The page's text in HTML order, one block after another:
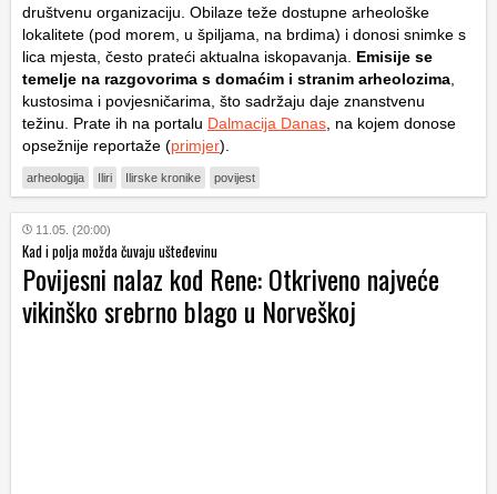
društvenu organizaciju. Obilaze teže dostupne arheološke
lokalitete (pod morem, u špiljama, na brdima) i donosi snimke s
lica mjesta, često prateći aktualna iskopavanja. Emisije se
temelje na razgovorima s domaćim i stranim arheolozima
kustosima i povjesničarima, što sadržaju daje znanstvenu
težinu. Prate ih na portalu Dalmacija Danas , na kojem donose
opsežnije reportaže (primjer).
arheologija Iliri Ilirske kronike povijest
11.05. (20:00)
Kad i polja možda čuvaju ušteđevinu
Povijesni nalaz kod Rene: Otkriveno najveće
vikinško srebrno blago u Norveškoj